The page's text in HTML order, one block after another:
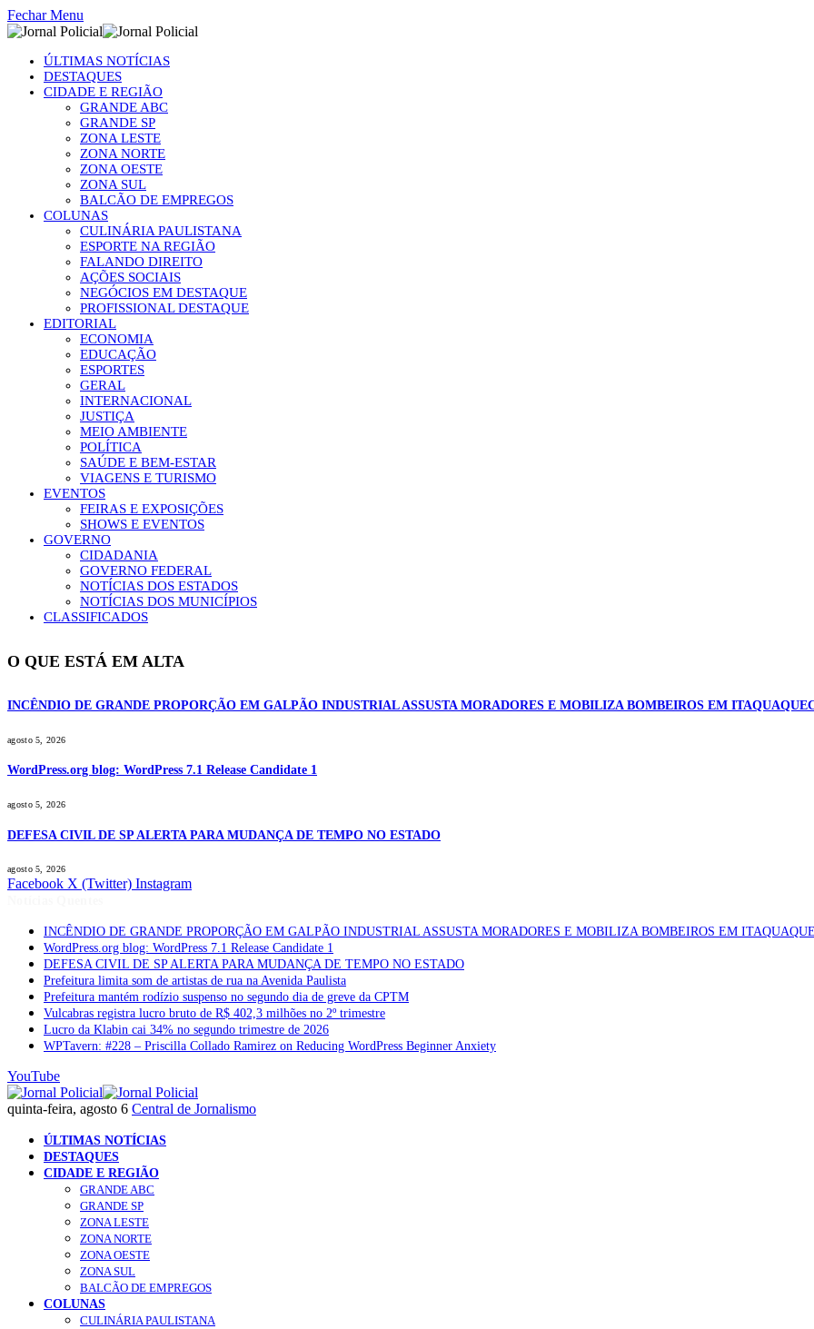
Fechar Menu
ÚLTIMAS NOTÍCIAS
DESTAQUES
CIDADE E REGIÃO
GRANDE ABC
GRANDE SP
ZONA LESTE
ZONA NORTE
ZONA OESTE
ZONA SUL
BALCÃO DE EMPREGOS
COLUNAS
CULINÁRIA PAULISTANA
ESPORTE NA REGIÃO
FALANDO DIREITO
AÇÕES SOCIAIS
NEGÓCIOS EM DESTAQUE
PROFISSIONAL DESTAQUE
EDITORIAL
ECONOMIA
EDUCAÇÃO
ESPORTES
GERAL
INTERNACIONAL
JUSTIÇA
MEIO AMBIENTE
POLÍTICA
SAÚDE E BEM-ESTAR
VIAGENS E TURISMO
EVENTOS
FEIRAS E EXPOSIÇÕES
SHOWS E EVENTOS
GOVERNO
CIDADANIA
GOVERNO FEDERAL
NOTÍCIAS DOS ESTADOS
NOTÍCIAS DOS MUNICÍPIOS
CLASSIFICADOS
O QUE ESTÁ EM ALTA
INCÊNDIO DE GRANDE PROPORÇÃO EM GALPÃO INDUSTRIAL ASSUSTA MORADORES E MOBILIZA BOMBEIROS EM
agosto 5, 2026
WordPress.org blog: WordPress 7.1 Release Candidate 1
agosto 5, 2026
DEFESA CIVIL DE SP ALERTA PARA MUDANÇA DE TEMPO NO ESTADO
agosto 5, 2026
Facebook X (Twitter) Instagram
INCÊNDIO DE GRANDE PROPORÇÃO EM GALPÃO INDUSTRIAL ASSUSTA MORADORES E MOBILIZA BOMBEIROS EM
WordPress.org blog: WordPress 7.1 Release Candidate 1
DEFESA CIVIL DE SP ALERTA PARA MUDANÇA DE TEMPO NO ESTADO
Prefeitura limita som de artistas de rua na Avenida Paulista
Prefeitura mantém rodízio suspenso no segundo dia de greve da CPTM
Vulcabras registra lucro bruto de R$ 402,3 milhões no 2º trimestre
Lucro da Klabin cai 34% no segundo trimestre de 2026
WPTavern: #228 – Priscilla Collado Ramirez on Reducing WordPress Beginner Anxiety
YouTube
quinta-feira, agosto 6 Central de Jornalismo
ÚLTIMAS NOTÍCIAS
DESTAQUES
CIDADE E REGIÃO
GRANDE ABC
GRANDE SP
ZONA LESTE
ZONA NORTE
ZONA OESTE
ZONA SUL
BALCÃO DE EMPREGOS
COLUNAS
CULINÁRIA PAULISTANA